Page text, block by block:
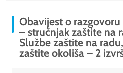
Obavijest o razgovoru
– stručnjak zaštite na
Službe zaštite na
zaštite okoliša – 2